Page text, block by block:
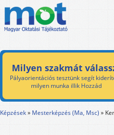
Milyen szakmát
Pályaorientációs tesztünk segít
milyen munka illik Hozzád
Képzések» Mesterképzés (Ma, Msc) »